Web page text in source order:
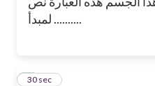
لمبدأ ..........
4
30 sec